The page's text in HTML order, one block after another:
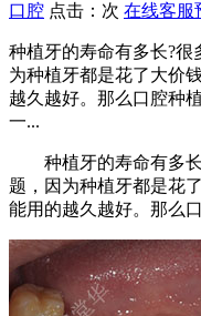
口腔 点击： 次 在线客服
种植牙的寿命有多长?很
为种植牙都是花了大价
越久越好。那么口腔种
一...
种植牙的寿命有多长
题，因为种植牙都是花
能用的越久越好。那么